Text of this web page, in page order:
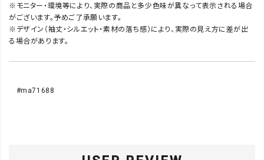
※モニター・環境等により、実際の商品と多少色味が異なって表示される場合
がございます。予めご了承願います。
※デザイン（袖丈・シルエット・素材の落ち感）により、実際の見え方に差が出
る場合があります。
#ma71688